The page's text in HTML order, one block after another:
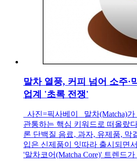
말차 열풍, 커피 넘어 소주
업계 '초록 전쟁'
사진=픽사베이 말차(Matcha)
관통하는 핵심 키워드로 떠올랐
론 단백질 음료, 과자, 유제품, 막
입은 신제품이 잇따라 출시되면
'말차코어(Matcha Core)' 트렌드